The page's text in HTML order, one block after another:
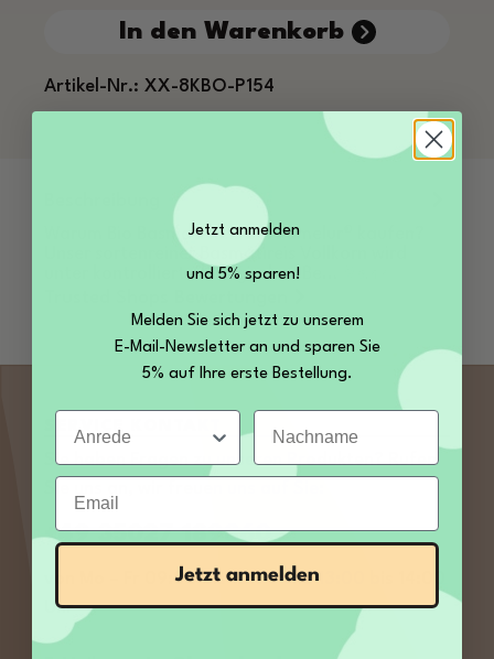
In den Warenkorb
Artikel-Nr.: XX-8KBO-P154
Warum Bio Basmati Reis bei Kamelur® kaufen?
Unser sortenreiner Basmatireis Vollkorn wird
unter kontrolliert ökologischen Be…
SERVICE KONTAKT
Sie haben Fragen zu unseren Produkten? Rufen
+49 35027 189860
von Mo – Fr 09:00 bis 12:00 und 13:00 bis 14:00
Uhr
Jetzt anmelden
und 5% sparen!
Melden Sie sich jetzt zu unserem
E-Mail-Newsletter an und sparen Sie
5% auf Ihre erste Bestellung.
Anrede Nachname
Email
Jetzt anmelden